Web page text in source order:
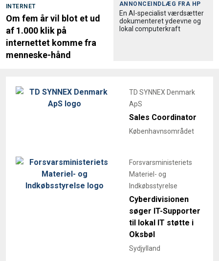
INTERNET
Om fem år vil blot et ud
af 1.000 klik på
internettet komme fra
menneske-hånd
ANNONCEINDLÆG FRA HP
En AI-specialist værdsætter
dokumenteret ydeevne og
lokal computerkraft
TD SYNNEX Denmark
ApS
Sales Coordinator
Københavnsområdet
Forsvarsministeriets
Materiel- og
Indkøbsstyrelse
Cyberdivisionen
søger IT-Supporter
til lokal IT støtte i
Oksbøl
Sydjylland